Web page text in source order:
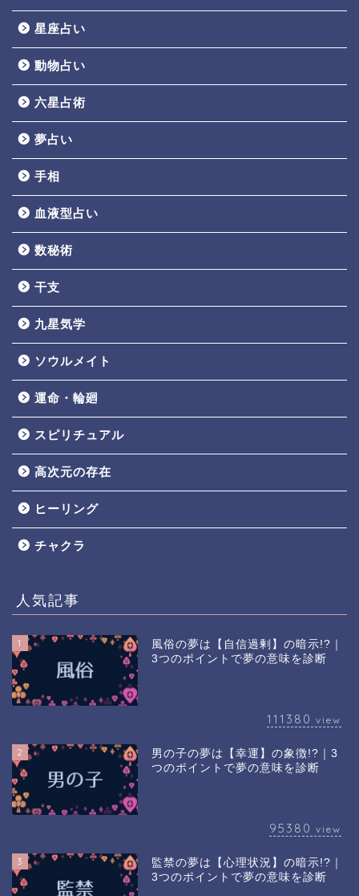
星座占い
動物占い
六星占術
夢占い
手相
血液型占い
数秘術
干支
九星気学
ソウルメイト
運命・輪廻
スピリチュアル
高次元の存在
ヒーリング
チャクラ
人気記事
1
風俗の夢は【自信過剰】の暗示!?｜
3つのポイントで夢の意味を診断
111380 view
2
男の子の夢は【幸運】の象徴!?｜3
つのポイントで夢の意味を診断
95380 view
3
監禁の夢は【心理状況】の暗示!?｜
3つのポイントで夢の意味を診断